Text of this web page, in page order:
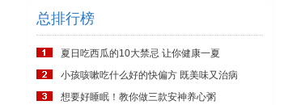
总排行榜
夏日吃西瓜的10大禁忌 让你健康一夏
小孩咳嗽吃什么好的快偏方 既美味又治病
想要好睡眠！教你做三款安神养心粥